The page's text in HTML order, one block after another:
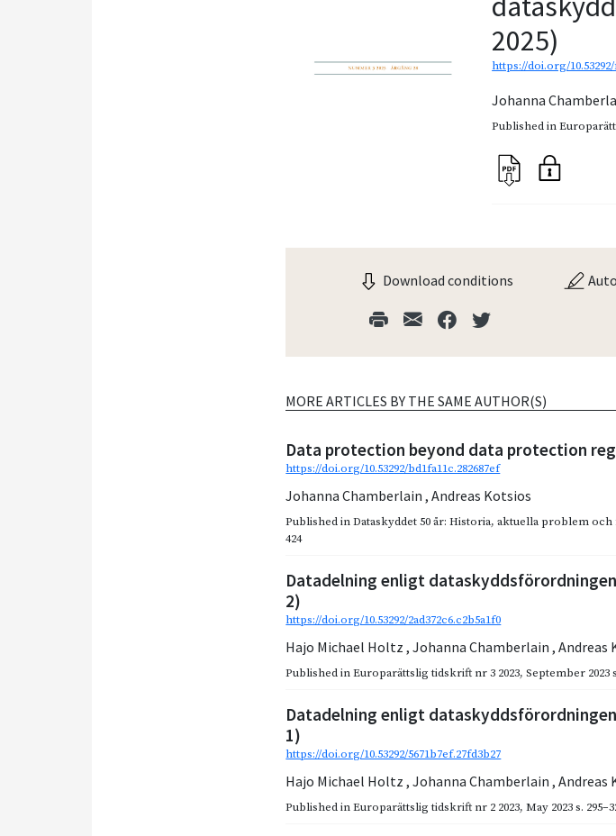
2025)
https://doi.org/
Johanna
Published in
Download conditions
MORE ARTICLES BY THE SAME AUTHOR(S)
Data protection beyond data protection
https://doi.org/10.53292/bd1fa11c.282687ef
Johanna Chamberlain,Andreas Kotsios
Published inDataskyddet 50 år: Historia, aktuella problem
424
Datadelning enligt
2)
https://doi.org/10.53292/2ad372c6.c2b5a1f0
Hajo Michael Holtz,Johanna Chamberlain,Andreas
Published inEuroparättslig tidskrift nr 3 2023,September 2023
Datadelning enligt
1)
https://doi.org/10.53292/5671b7ef.27fd3b27
Hajo Michael Holtz,Johanna Chamberlain,Andreas
Published inEuroparättslig tidskrift nr 2 2023,May 2023 s.